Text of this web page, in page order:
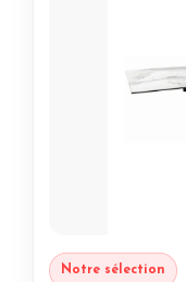
Notre sélection